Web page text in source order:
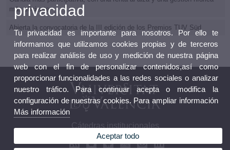
más eficiente
Abierta la convocatoria de la III edición de los Premios TUV Süd
Cátedras institucionales
privacidad
Tu privacidad es importante para nosotros. Por ello te
informamos que utilizamos cookies propias y de terceros
para realizar análisis de uso y medición de nuestra página
web con el fin de personalizar contenidos,así como
proporcionar funcionalidades a las redes sociales o analizar
nuestro tráfico. Para continuar acepta o modifica la
configuración de nuestras cookies. Para ampliar información
Más información
Aceptar todo